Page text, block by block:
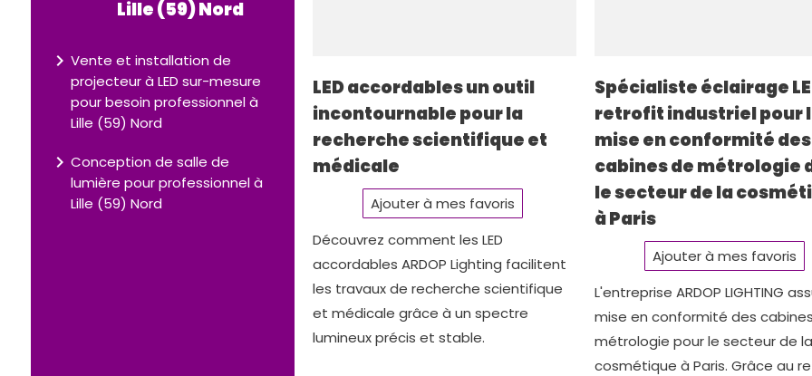
Lille (59) Nord
navigate_next Vente et installation de
projecteur à LED sur-mesure
pour besoin professionnel à
Lille (59) Nord
navigate_next Conception de salle de
lumière pour professionnel à
Lille (59) Nord
LED accordables un outil
incontournable pour la
recherche scientifique et
médicale
Ajouter à mes favoris
Découvrez comment les LED
accordables ARDOP Lighting facilitent
les travaux de recherche scientifique
et médicale grâce à un spectre
lumineux précis et stable.
Spécialiste éclairage
retrofit industriel pour
mise en conformité des
cabines de métrologie
le secteur de la
à Paris
Ajouter à mes favoris
L'entreprise ARDOP LIGHTING
mise en conformité des
métrologie pour le secteur de la
cosmétique à Paris. Grâce au